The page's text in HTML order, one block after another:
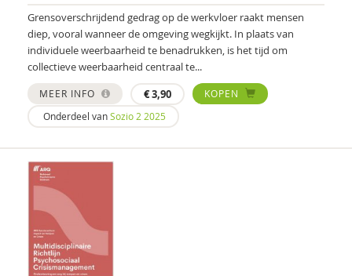
Grensoverschrijdend gedrag op de werkvloer raakt mensen
diep, vooral wanneer de omgeving wegkijkt. In plaats van
individuele weerbaarheid te benadrukken, is het tijd om
collectieve weerbaarheid centraal te...
MEER INFO €3,90
KOPEN
Onderdeel vanSozio 2 2025